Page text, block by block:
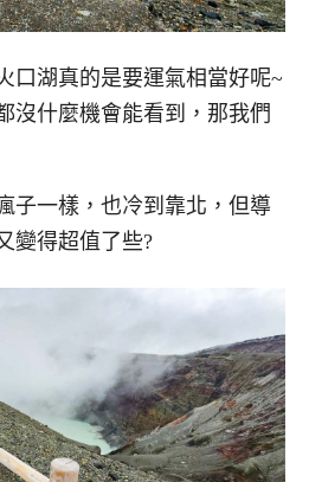
口湖真的是要運氣相當好呢~
沒什麼機會能看到，那我們
子一樣，也冷到靠北，但導
變得超值了些?